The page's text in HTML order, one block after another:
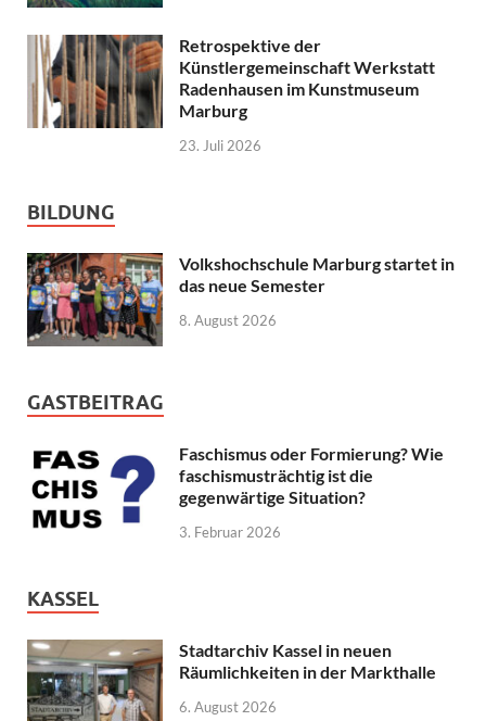
Retrospektive der
Künstlergemeinschaft Werkstatt
Radenhausen im Kunstmuseum
Marburg
23. Juli 2026
BILDUNG
Volkshochschule Marburg startet in
das neue Semester
8. August 2026
GASTBEITRAG
Faschismus oder Formierung? Wie
faschismusträchtig ist die
gegenwärtige Situation?
3. Februar 2026
KASSEL
Stadtarchiv Kassel in neuen
Räumlichkeiten in der Markthalle
6. August 2026